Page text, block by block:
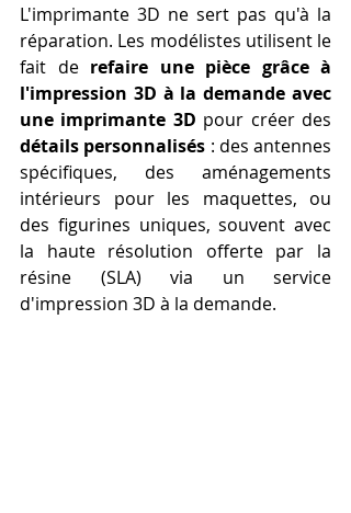
L'imprimante 3D ne sert pas qu'à la
réparation. Les modélistes utilisent le
fait de refaire une pièce grâce à
l'impression 3D à la demande avec
une imprimante 3D
détails personnalisés : des antennes
spécifiques, des aménagements
intérieurs pour les maquettes, ou
des figurines uniques, souvent avec
la haute résolution offerte par la
résine (SLA) via un service
d'impression 3D à la demande.